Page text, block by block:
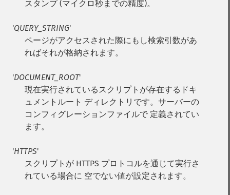
スタンプ (マイクロ秒までの精度)。
'QUERY_STRING'
ページがアクセスされた際にもし検索引数があ
ればそれが格納されます。
'DOCUMENT_ROOT'
現在実行されているスクリプトが存在するドキ
ュメントルート ディレクトリです。サーバーの
コンフィグレーションファイルで 定義されてい
ます。
'HTTPS'
スクリプトが HTTPS プロトコルを通じて実行さ
れている場合に 空でない値が設定されます。